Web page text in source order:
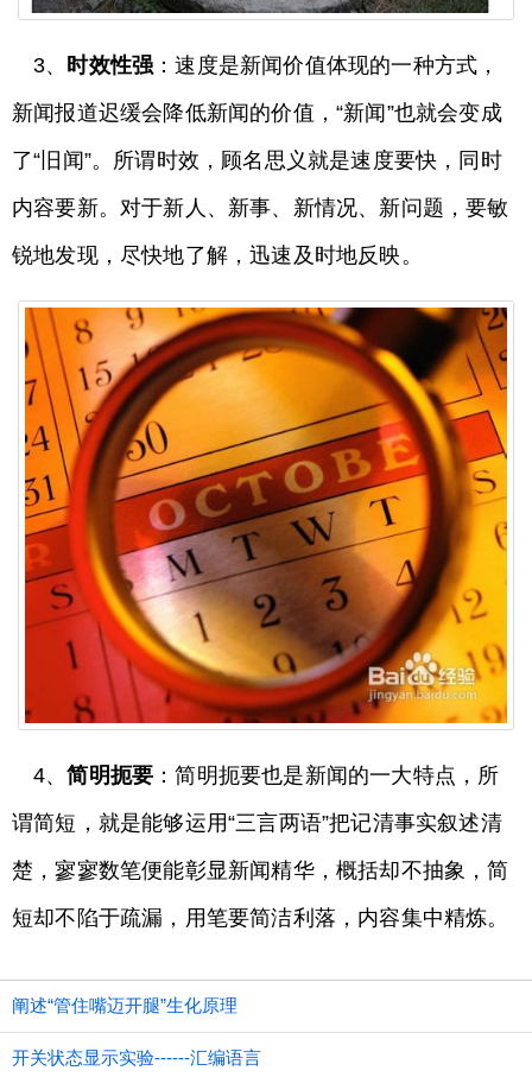
3、 时效性强 ：速度是新闻价值体现的一种方式，
新闻报道迟缓会降低新闻的价值，“新闻”也就会变成
了“旧闻”。所谓时效，顾名思义就是速度要快，同时
内容要新。对于新人、新事、新情况、新问题，要敏
锐地发现，尽快地了解，迅速及时地反映。
4、简明扼要 ：简明扼要也是新闻的一大特点，所
谓简短，就是能够运用“三言两语”把记清事实叙述清
楚，寥寥数笔便能彰显新闻精华，概括却不抽象，简
短却不陷于疏漏，用笔要简洁利落，内容集中精炼。
阐述“管住嘴迈开腿”生化原理
开关状态显示实验------汇编语言